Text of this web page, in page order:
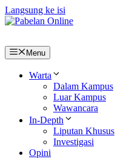
Langsung ke isi
Menu
Warta
Dalam Kampus
Luar Kampus
Wawancara
In-Depth
Liputan Khusus
Investigasi
Opini